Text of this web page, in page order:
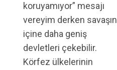
koruyamıyor” mesajı
vereyim derken savaşın
içine daha geniş
devletleri çekebilir.
Körfez ülkelerinin